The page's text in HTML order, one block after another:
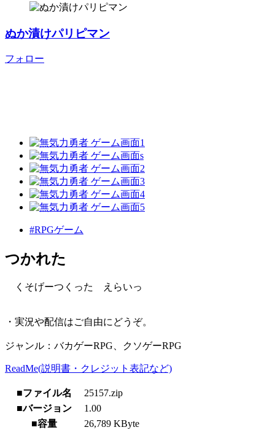
ぬか漬けパリピマン
フォロー
#RPGゲーム
つかれた
くそげーつくった えらいっ
・実況や配信はご自由にどうぞ。
ジャンル：バカゲーRPG、クソゲーRPG
ReadMe(説明書・クレジット表記など)
■ファイル名
25157.zip
■バージョン
1.00
■容量
26,789 KByte